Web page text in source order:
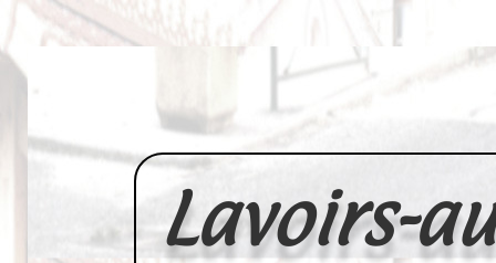
Lavoirs-